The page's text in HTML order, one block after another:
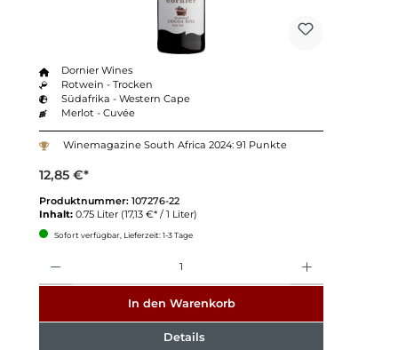
Dornier Wines
Rotwein - Trocken
Südafrika - Western Cape
Merlot - Cuvée
Winemagazine South Africa 2024: 91 Punkte
12,85 €*
Produktnummer: 107276-22
Inhalt: 0.75 Liter (17,13 €* / 1 Liter)
Sofort verfügbar, Lieferzeit: 1-3 Tage
In den Warenkorb
Details